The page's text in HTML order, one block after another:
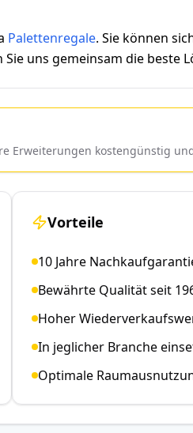
Palettenregale. Sie können
uns gemeinsam die beste
Erweiterungen kostengünstig
Vorteile
10 Jahre
Bewährte Qualität seit
Hoher
In jeglicher Branche
Optimale